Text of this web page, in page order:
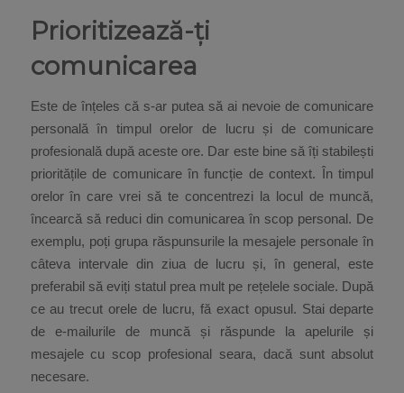
Prioritizează-ți
comunicarea
Este de înțeles că s-ar putea să ai nevoie de comunicare
personală în timpul orelor de lucru și de comunicare
profesională după aceste ore. Dar este bine să îți stabilești
prioritățile de comunicare în funcție de context. În timpul
orelor în care vrei să te concentrezi la locul de muncă,
încearcă să reduci din comunicarea în scop personal. De
exemplu, poți grupa răspunsurile la mesajele personale în
câteva intervale din ziua de lucru și, în general, este
preferabil să eviți statul prea mult pe rețelele sociale. După
ce au trecut orele de lucru, fă exact opusul. Stai departe
de e-mailurile de muncă și răspunde la apelurile și
mesajele cu scop profesional seara, dacă sunt absolut
necesare.